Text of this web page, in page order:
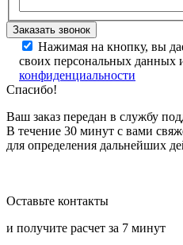
Нажимая на кнопку, вы
своих персональных данных
конфиденциальности
Спасибо!
Ваш заказ передан в службу
В течение 30 минут с вами
для определения дальнейших
Оставьте контакты
и получите расчет за 7 минут